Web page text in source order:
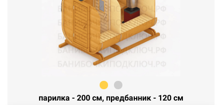
парилка - 200 см, предбанник - 120 см